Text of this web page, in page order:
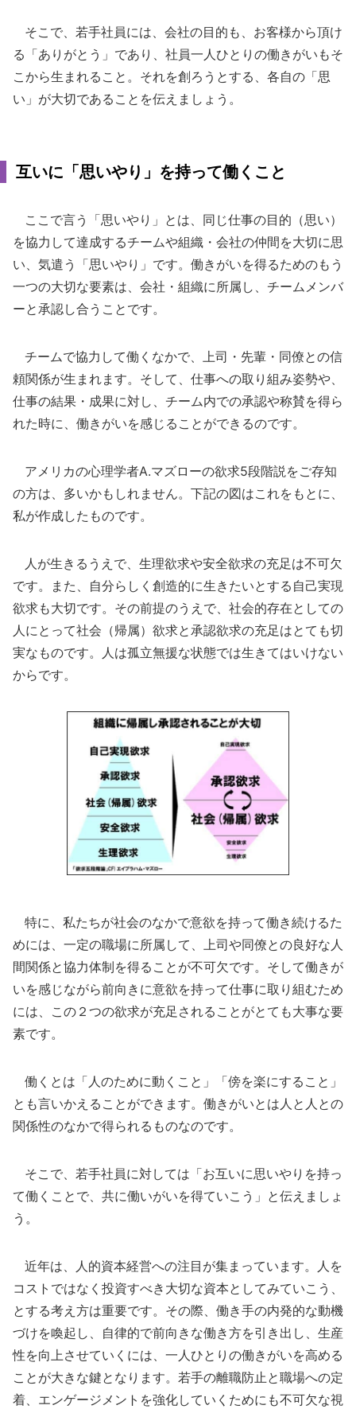
そこで、若手社員には、会社の目的も、お客様から頂け
る「ありがとう」であり、社員一人ひとりの働きがいもそ
こから生まれること。それを創ろうとする、各自の「思
い」が大切であることを伝えましょう。
互いに「思いやり」を持って働くこと
ここで言う「思いやり」とは、同じ仕事の目的（思い）
を協力して達成するチームや組織・会社の仲間を大切に思
い、気遣う「思いやり」です。働きがいを得るためのもう
一つの大切な要素は、会社・組織に所属し、チームメンバ
ーと承認し合うことです。
チームで協力して働くなかで、上司・先輩・同僚との信
頼関係が生まれます。そして、仕事への取り組み姿勢や、
仕事の結果・成果に対し、チーム内での承認や称賛を得ら
れた時に、働きがいを感じることができるのです。
アメリカの心理学者A.マズローの欲求5段階説をご存知
の方は、多いかもしれません。下記の図はこれをもとに、
私が作成したものです。
人が生きるうえで、生理欲求や安全欲求の充足は不可欠
です。また、自分らしく創造的に生きたいとする自己実現
欲求も大切です。その前提のうえで、社会的存在としての
人にとって社会（帰属）欲求と承認欲求の充足はとても切
実なものです。人は孤立無援な状態では生きてはいけない
からです。
特に、私たちが社会のなかで意欲を持って働き続けるた
めには、一定の職場に所属して、上司や同僚との良好な人
間関係と協力体制を得ることが不可欠です。そして働きが
いを感じながら前向きに意欲を持って仕事に取り組むため
には、この２つの欲求が充足されることがとても大事な要
素です。
働くとは「人のために動くこと」「傍を楽にすること」
とも言いかえることができます。働きがいとは人と人との
関係性のなかで得られるものなのです。
そこで、若手社員に対しては「お互いに思いやりを持っ
て働くことで、共に働いがいを得ていこう」と伝えましょ
う。
近年は、人的資本経営への注目が集まっています。人を
コストではなく投資すべき大切な資本としてみていこう、
とする考え方は重要です。その際、働き手の内発的な動機
づけを喚起し、自律的で前向きな働き方を引き出し、生産
性を向上させていくには、一人ひとりの働きがいを高める
ことが大きな鍵となります。若手の離職防止と職場への定
着、エンゲージメントを強化していくためにも不可欠な視